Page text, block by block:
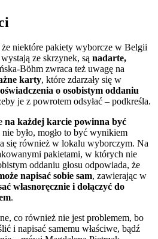
że niektóre pakiety wyborcze w Belgii
ze skrzynek, są nadarte,
Böhm zwraca też uwagę na
karty, które zdarzały się w
o osobistym oddaniu
je z powrotem odsyłać – podkreśla.
na każdej karcie powinna być
było, mogło to być wynikiem
się również w lokalu wyborczym. Na
pakietami, w których nie
oddaniu głosu odpowiada, że
napisać sobie sam, zawierając w
własnoręcznie i dołączyć do
.
co również nie jest problemem, bo
i napisać samemu właściwe, bądź